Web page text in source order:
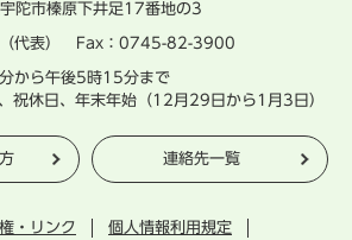
市榛原下井足17番地の3
代表） Fax：0745-82-3900
から午後5時15分まで
祝休日、年末年始（12月29日から1月3日）
連絡先一覧
・リンク 個人情報利用規定